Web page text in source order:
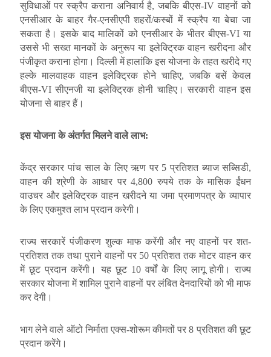
सुविधाओं पर स्क्रैप कराना अनिवार्य है, जबकि बीएस-IV वाहनों को
एनसीआर के बाहर गैर-एनसीएपी शहरों/कस्बों में स्क्रैप या बेचा जा
सकता है। इसके बाद मालिकों को एनसीआर के भीतर बीएस-VI या
उससे भी सख्त मानकों के अनुरूप या इलेक्ट्रिक वाहन खरीदना और
पंजीकृत कराना होगा। दिल्ली मेंहालांकि इस योजना के तहत खरीदे गए
हल्के मालवाहक वाहन इलेक्ट्रिक होने चाहिए, जबकि बसें केवल
बीएस-VI सीएनजी या इलेक्ट्रिक होनी चाहिए। सरकारी वाहन इस
योजना से बाहर हैं।
इस योजना के अंतर्गत मिलने वाले लाभ:
केंद्र सरकार पांच साल के लिए ऋण पर 5 प्रतिशत ब्याज सब्सिडी,
वाहन की श्रेणी के आधार पर 4,800 रुपये तक के मासिक ईंधन
वाउचर और इलेक्ट्रिक वाहन खरीदने या जमा प्रमाणपत्र के व्यापार
के लिए एकमुश्त लाभ प्रदान करेगी।
राज्य सरकारें पंजीकरण शुल्क माफ करेंगी और नए वाहनों पर शत-
प्रतिशत तक तथा पुराने वाहनों पर 50 प्रतिशत तक मोटर वाहन कर
में छूट प्रदान करेंगी। यह छूट 10 वर्षों के लिए लागू होगी। राज्य
सरकार योजना में शामिल पुराने वाहनों पर लंबित देनदारियों को भी माफ
कर देगी।
भाग लेने वाले ऑटो निर्माता एक्स-शोरूम कीमतों पर 8 प्रतिशत की छूट
प्रदान करेंगे।